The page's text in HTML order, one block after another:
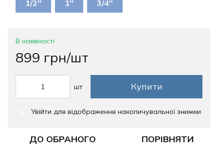
1/2'' 1'' 3/4''
В наявності
899 грн/шт
шт Купити
Увійти для відображення накопичувальної знижки
ДО ОБРАНОГО ПОРІВНЯТИ